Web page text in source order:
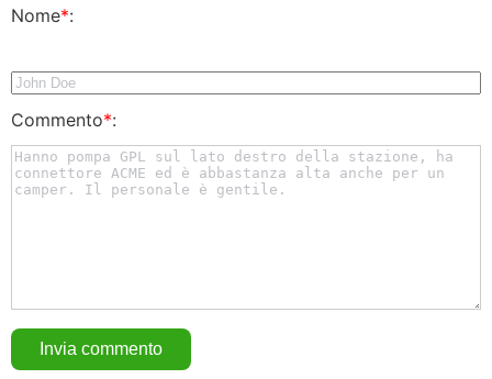
Nome*:
Commento*: